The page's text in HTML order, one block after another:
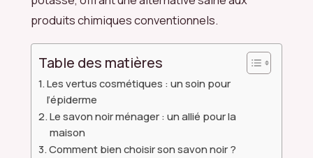
produits chimiques conventionnels.
Table des matières
Les vertus cosmétiques : un soin pour
l’épiderme
Le savon noir ménager : un allié pour la
maison
Comment bien choisir son savon noir ?